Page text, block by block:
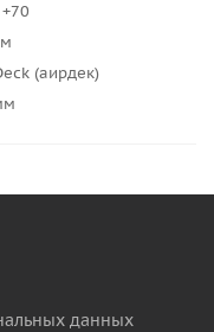
(аирдек)
данных